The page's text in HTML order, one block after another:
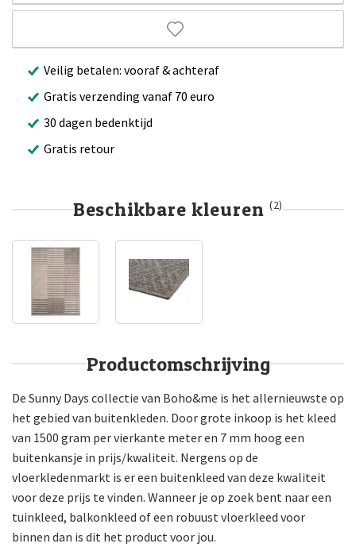
Veilig betalen: vooraf & achteraf
Gratis verzending vanaf 70 euro
30 dagen bedenktijd
Gratis retour
Beschikbare kleuren (2)
Productomschrijving
De Sunny Days collectie van Boho&me is het allernieuwste op
het gebied van buitenkleden. Door grote inkoop is het kleed
van 1500 gram per vierkante meter en 7 mm hoog een
buitenkansje in prijs/kwaliteit. Nergens op de
vloerkledenmarkt is er een buitenkleed van deze kwaliteit
voor deze prijs te vinden. Wanneer je op zoek bent naar een
tuinkleed, balkonkleed of een robuust vloerkleed voor
binnen dan is dit het product voor jou.